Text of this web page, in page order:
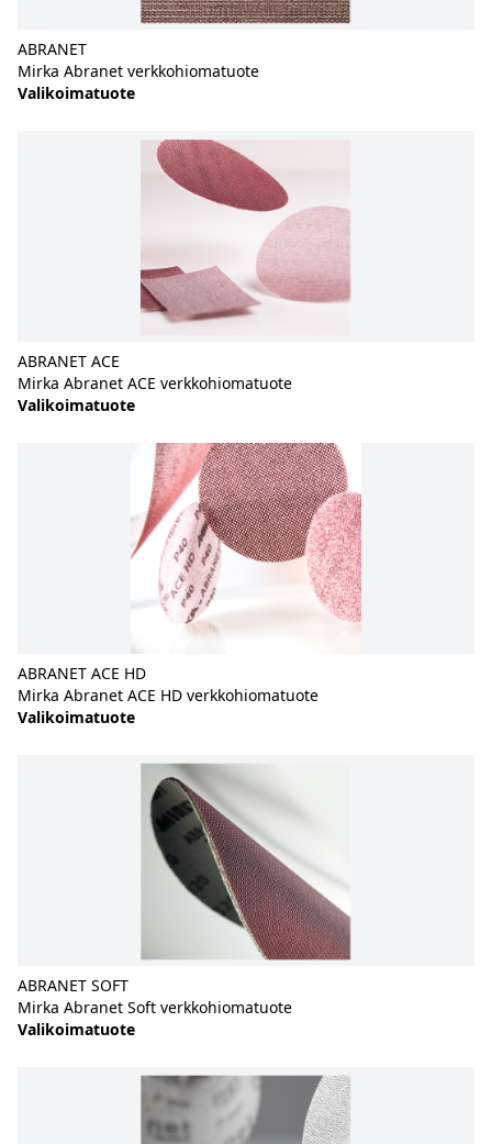
ABRANET
Mirka Abranet verkkohiomatuote
Valikoimatuote
ABRANET ACE
Mirka Abranet ACE verkkohiomatuote
Valikoimatuote
ABRANET ACE HD
Mirka Abranet ACE HD verkkohiomatuote
Valikoimatuote
ABRANET SOFT
Mirka Abranet Soft verkkohiomatuote
Valikoimatuote